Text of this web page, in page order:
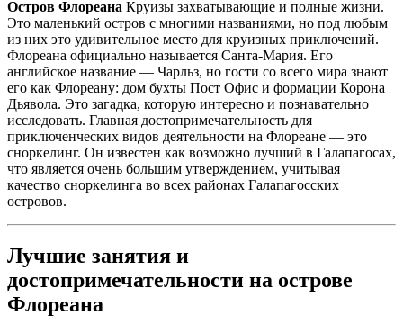
Остров Флореана Круизы захватывающие и полные жизни.
Это маленький остров с многими названиями, но под любым
из них это удивительное место для круизных приключений.
Флореана официально называется Санта-Мария. Его
английское название — Чарльз, но гости со всего мира знают
его как Флореану: дом бухты Пост Офис и формации Корона
Дьявола. Это загадка, которую интересно и познавательно
исследовать. Главная достопримечательность для
приключенческих видов деятельности на Флореане — это
сноркелинг. Он известен как возможно лучший в Галапагосах,
что является очень большим утверждением, учитывая
качество сноркелинга во всех районах Галапагосских
островов.
Лучшие занятия и
достопримечательности на острове
Флореана